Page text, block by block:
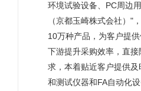
环境试验设备、PC周边
（京都玉崎株式会社）"
10万种产品，为客户提
下游提升采购效率，直
求，本着贴近客户提供
和测试仪器和FA自动化